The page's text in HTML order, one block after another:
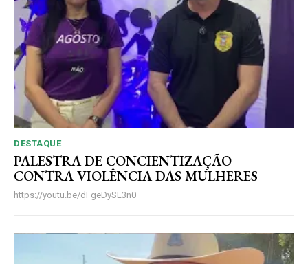
DESTAQUE
PALESTRA DE CONCIENTIZAÇÃO
CONTRA VIOLÊNCIA DAS MULHERES
https://youtu.be/dFgeDySL3n0